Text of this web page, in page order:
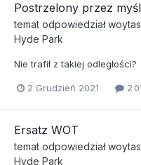
Postrzelony przez
temat odpowiedziałwoytas
Hyde Park
Nie trafił z takiej odległości?
2 Grudzień 2021 2
Ersatz WOT
temat odpowiedziałwoytas
Hyde Park